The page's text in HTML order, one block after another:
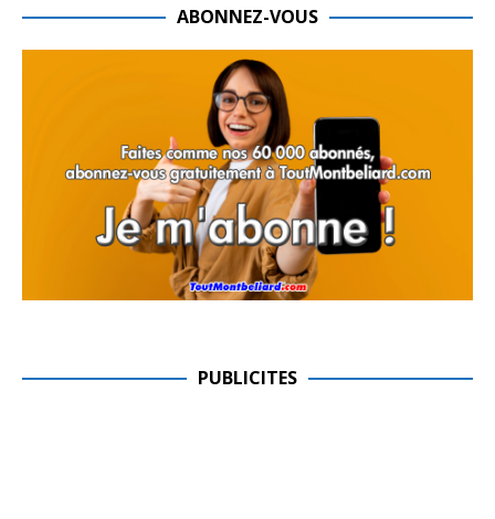
ABONNEZ-VOUS
PUBLICITES